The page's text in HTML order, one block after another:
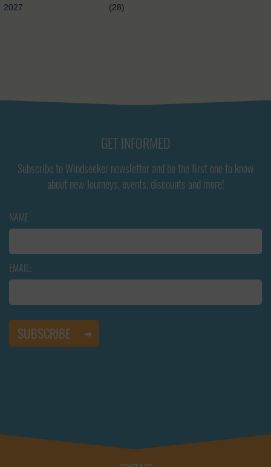
2027
(28)
GET INFORMED
Subscribe to Windseeker newsletter and be the first one to know
about new Journeys, events, discounts and more!
NAME
EMAIL: